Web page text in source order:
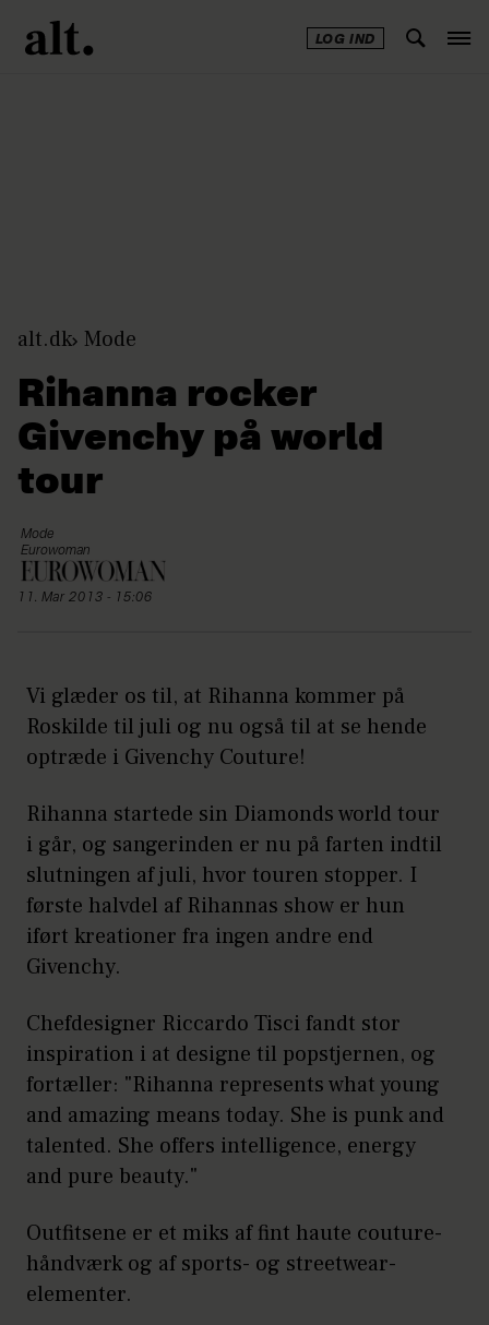
LOG IND
alt.dk Mode
Rihanna rocker
Givenchy på world
tour
Mode
Eurowoman
11. Mar 2013 - 15:06
Vi glæder os til, at Rihanna kommer på
Roskilde til juli og nu også til at se hende
optræde i Givenchy Couture!
Rihanna startede sin Diamonds world tour
i går, og sangerinden er nu på farten indtil
slutningen af juli, hvor touren stopper. I
første halvdel af Rihannas show er hun
iført kreationer fra ingen andre end
Givenchy.
Chefdesigner Riccardo Tisci fandt stor
inspiration i at designe til popstjernen, og
fortæller: "Rihanna represents what young
and amazing means today. She is punk and
talented. She offers intelligence, energy
and pure beauty."
Outfitsene er et miks af fint haute couture-
håndværk og af sports- og streetwear-
elementer.